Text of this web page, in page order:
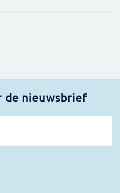
de nieuwsbrief